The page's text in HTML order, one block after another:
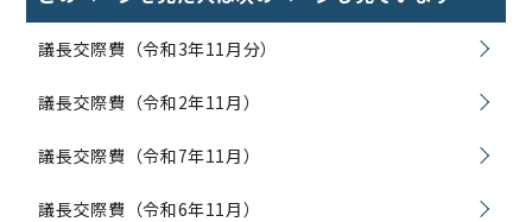
議長交際費（令和3年11月分）
議長交際費（令和2年11月）
議長交際費（令和7年11月）
議長交際費（令和6年11月）